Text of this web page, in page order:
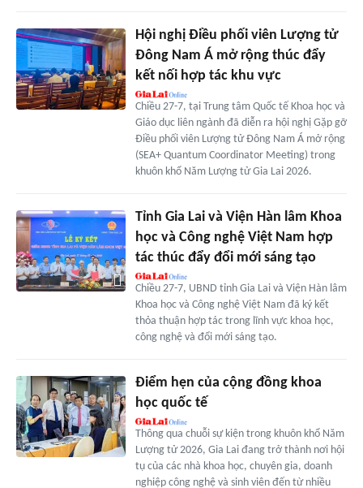
Hội nghị Điều phối viên Lượng tử
Đông Nam Á mở rộng thúc đẩy
kết nối hợp tác khu vực
Chiều 27-7, tại Trung tâm Quốc tế Khoa học và
Giáo dục liên ngành đã diễn ra hội nghị Gặp gỡ
Điều phối viên Lượng tử Đông Nam Á mở rộng
(SEA+ Quantum Coordinator Meeting) trong
khuôn khổ Năm Lượng tử Gia Lai 2026.
Tỉnh Gia Lai và Viện Hàn lâm Khoa
học và Công nghệ Việt Nam hợp
tác thúc đẩy đổi mới sáng tạo
Chiều 27-7, UBND tỉnh Gia Lai và Viện Hàn lâm
Khoa học và Công nghệ Việt Nam đã ký kết
thỏa thuận hợp tác trong lĩnh vực khoa học,
công nghệ và đổi mới sáng tạo.
Điểm hẹn của cộng đồng khoa
học quốc tế
Thông qua chuỗi sự kiện trong khuôn khổ Năm
Lượng tử 2026, Gia Lai đang trở thành nơi hội
tụ của các nhà khoa học, chuyên gia, doanh
nghiệp công nghệ và sinh viên đến từ nhiều